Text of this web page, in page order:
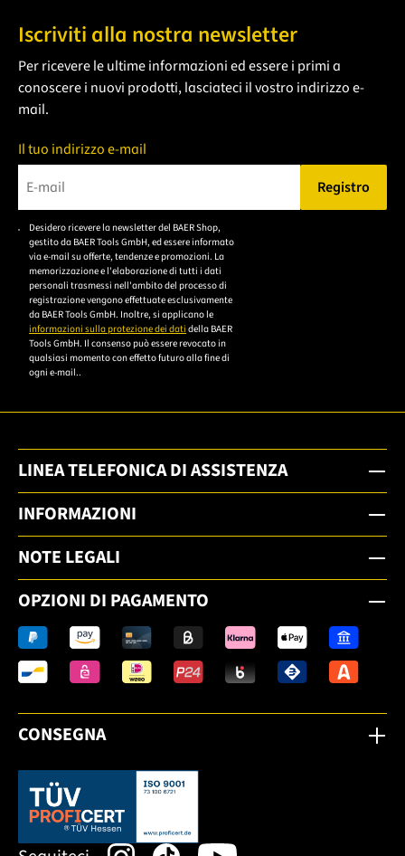
Iscriviti alla nostra newsletter
Per ricevere le ultime informazioni ed essere i primi a
conoscere i nuovi prodotti, lasciateci il vostro indirizzo e-
mail.
Il tuo indirizzo e-mail
Bitte geben Sie eine gültige E-Mail-Adresse ein.
Registro
Desidero ricevere la newsletter del BAER Shop,
gestito da BAER Tools GmbH, ed essere informato
via e-mail su offerte, tendenze e promozioni. La
memorizzazione e l'elaborazione di tutti i dati
personali trasmessi nell'ambito del processo di
registrazione vengono effettuate esclusivamente
da BAER Tools GmbH. Inoltre, si applicano le
informazioni sulla protezione dei dati della BAER
Tools GmbH. Il consenso può essere revocato in
qualsiasi momento con effetto futuro alla fine di
ogni e-mail..
LINEA TELEFONICA DI ASSISTENZA
INFORMAZIONI
NOTE LEGALI
OPZIONI DI PAGAMENTO
CONSEGNA
Dieser Link öffnet sich in einem neuen Tab.